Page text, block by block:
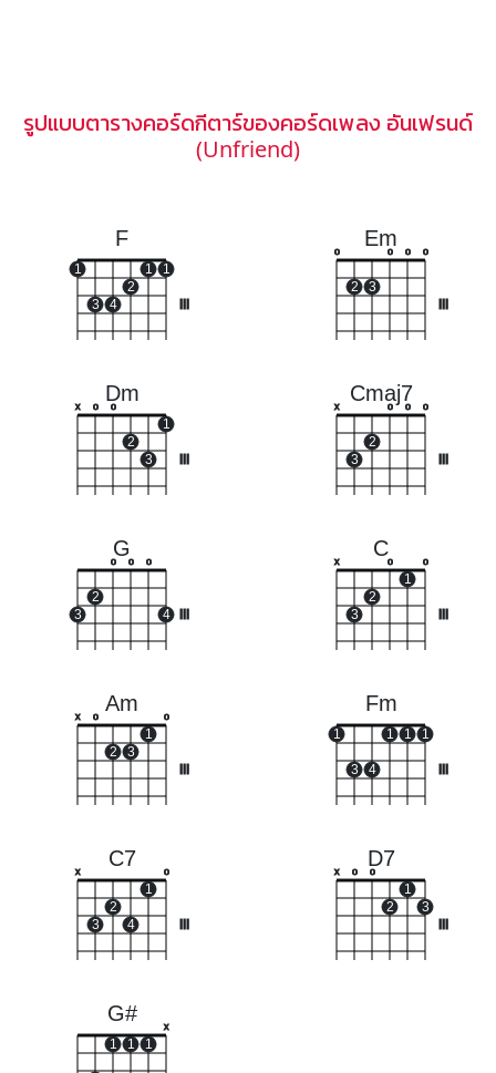
รูปแบบตารางคอร์ดกีตาร์ของคอร์ดเพลง อันเฟรนด์
(Unfriend)
F
1
3 4
2
1 1
Em
o
2 3
o o o
Dm
x o o
2
3
1
Cmaj7
x
3
2
o o o
G
3
2
o o o
4
C
x
3
2
o
1
o
Am
x o
2 3
1
o
Fm
1
3 4
1 1 1
C7
x
3
2
4
1
o
D7
x o o
2
1
3
G#
1 1 1
x